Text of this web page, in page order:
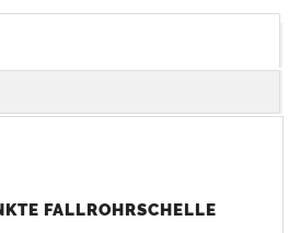
Verzinkung)
FALLROHRSCHELLE